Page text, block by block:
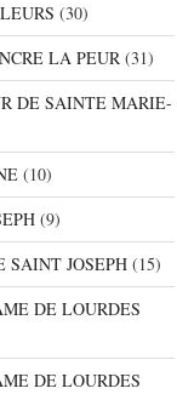
(30)
LA PEUR(31)
DE SAINTE MARIE-
(10)
(9)
SAINT JOSEPH(15)
DE LOURDES
DE LOURDES